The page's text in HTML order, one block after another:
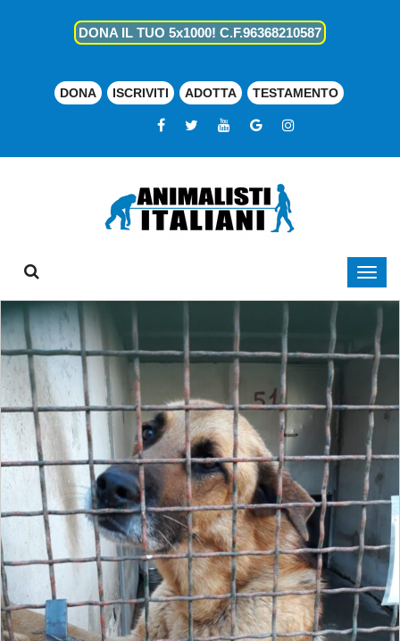
DONA IL TUO 5x1000! C.F.96368210587
DONA ISCRIVITI ADOTTA TESTAMENTO